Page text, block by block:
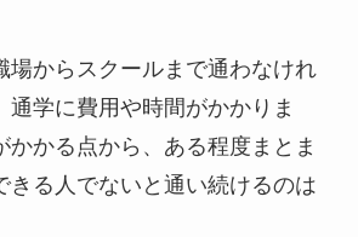
場からスクールまで通わなけれ
通学に費用や時間がかかりま
かかる点から、ある程度まとま
きる人でないと通い続けるのは